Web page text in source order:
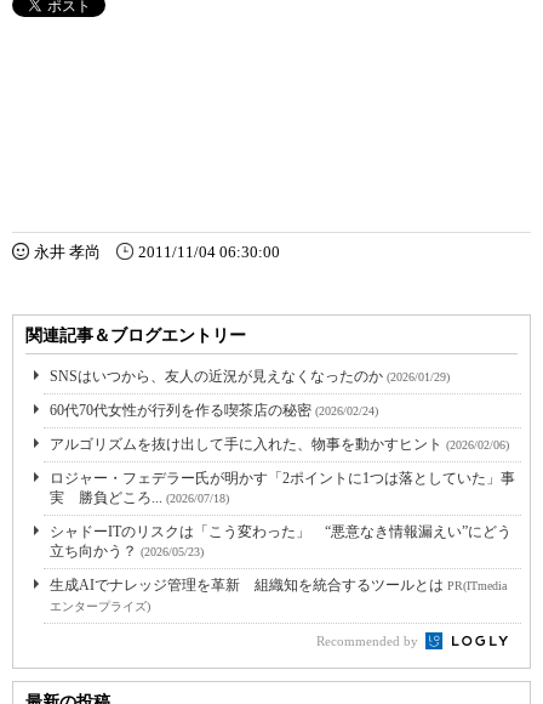
永井 孝尚 2011/11/04 06:30:00
関連記事＆ブログエントリー
SNSはいつから、友人の近況が見えなくなったのか (2026/01/29)
60代70代女性が行列を作る喫茶店の秘密 (2026/02/24)
アルゴリズムを抜け出して手に入れた、物事を動かすヒント (2026/02/06)
ロジャー・フェデラー氏が明かす「2ポイントに1つは落としていた」事
実 勝負どころ... (2026/07/18)
シャドーITのリスクは「こう変わった」 “悪意なき情報漏えい”にどう
立ち向かう？ (2026/05/23)
生成AIでナレッジ管理を革新 組織知を統合するツールとは PR(ITmedia
エンタープライズ)
Recommended by